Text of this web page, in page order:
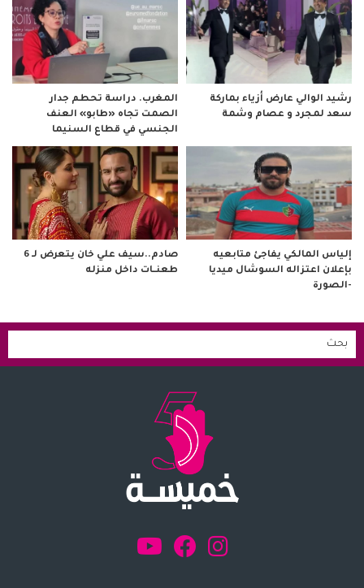
رشيد الوالي عارض أزياء بماركة
سعد لمجرد و عصام وشمة
المغرب. دراسة تحطم جدار
الصمت تجاه «طابو» العنف
الجنسي في قطاع السنيما
إلياس المالكي يفاجئ متابعيه
بإعلان اعتزاله السوشال ميديا
-الصورة
صادم..سيف علي خان يتعرض لـ 6
طعنــات داخل منزله